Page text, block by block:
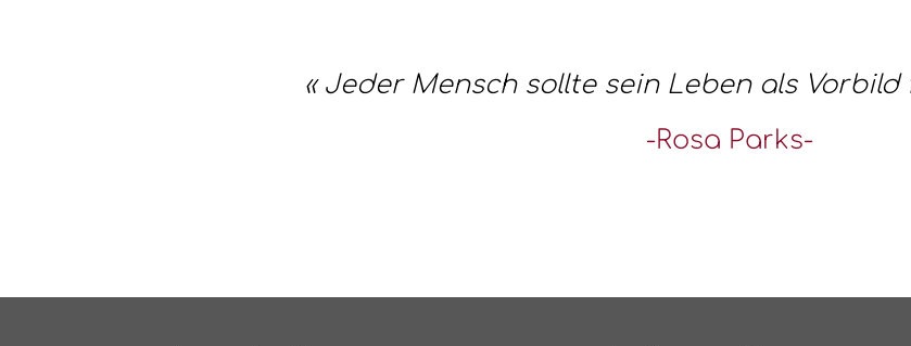
« Jeder Mensch sollte sein Leben als Vorbild
-Rosa Parks-